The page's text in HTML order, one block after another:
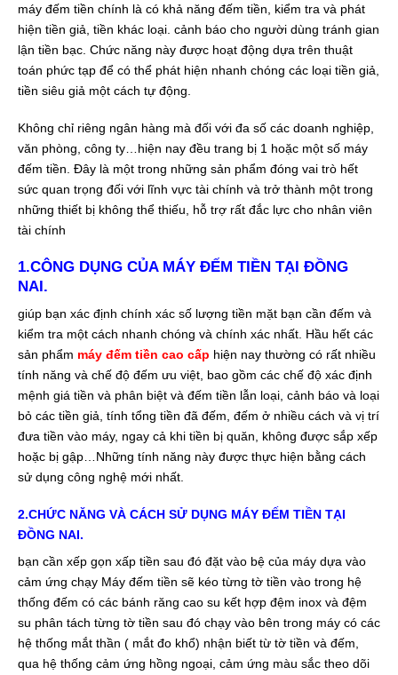
máy đếm tiền chính là có khả năng đếm tiền, kiểm tra và phát
hiện tiền giả, tiền khác loại. cảnh báo cho người dùng tránh gian
lận tiền bạc. Chức năng này được hoạt động dựa trên thuật
toán phức tạp để có thể phát hiện nhanh chóng các loại tiền giả,
tiền siêu giả một cách tự động.
Không chỉ riêng ngân hàng mà đối với đa số các doanh nghiệp,
văn phòng, công ty…hiện nay đều trang bị 1 hoặc một số máy
đếm tiền. Đây là một trong những sản phẩm đóng vai trò hết
sức quan trọng đối với lĩnh vực tài chính và trở thành một trong
những thiết bị không thể thiếu, hỗ trợ rất đắc lực cho nhân viên
tài chính
1.CÔNG DỤNG CỦA MÁY ĐẾM TIỀN TẠI ĐỒNG
NAI.
giúp bạn xác định chính xác số lượng tiền mặt bạn cần đếm và
kiểm tra một cách nhanh chóng và chính xác nhất. Hầu hết các
sản phẩm máy đếm tiền cao cấp hiện nay thường có rất nhiều
tính năng và chế độ đếm ưu việt, bao gồm các chế độ xác định
mệnh giá tiền và phân biệt và đếm tiền lẫn loại, cảnh báo và loại
bỏ các tiền giả, tính tổng tiền đã đếm, đếm ở nhiều cách và vị trí
đưa tiền vào máy, ngay cả khi tiền bị quăn, không được sắp xếp
hoặc bị gập…Những tính năng này được thực hiện bằng cách
sử dụng công nghệ mới nhất.
2.CHỨC NĂNG VÀ CÁCH SỬ DỤNG MÁY ĐẾM TIỀN TẠI
ĐỒNG NAI.
bạn cần xếp gọn xấp tiền sau đó đặt vào bệ của máy dựa vào
cảm ứng chạy Máy đếm tiền sẽ kéo từng tờ tiền vào trong hệ
thống đếm có các bánh răng cao su kết hợp đệm inox và đệm
su phân tách từng tờ tiền sau đó chạy vào bên trong máy có các
hệ thống mắt thần ( mắt đo khổ) nhận biết từ tờ tiền và đếm,
qua hệ thống cảm ứng hồng ngoại, cảm ứng màu sắc theo dõi